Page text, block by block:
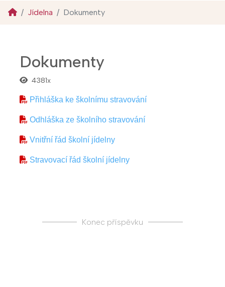
Jídelna Dokumenty
Dokumenty
4381x
Přihláška ke školnímu stravování
Odhláška ze školního stravování
Vnitřní řád školní jídelny
Stravovací řád školní jídelny
Konec příspěvku